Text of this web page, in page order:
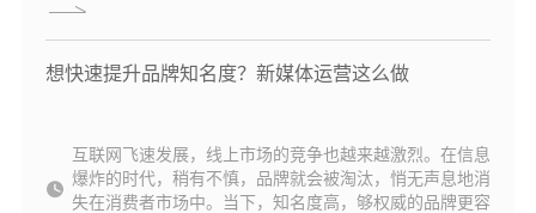
想快速提升品牌知名度？新媒体运营这么做
互联网飞速发展，线上市场的竞争也越来越激烈。在信息
爆炸的时代，稍有不慎，品牌就会被淘汰，悄无声息地消
失在消费者市场中。当下，知名度高，够权威的品牌更容